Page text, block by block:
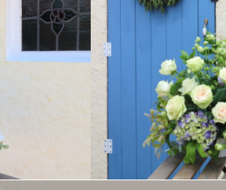
フレッシュフラワー